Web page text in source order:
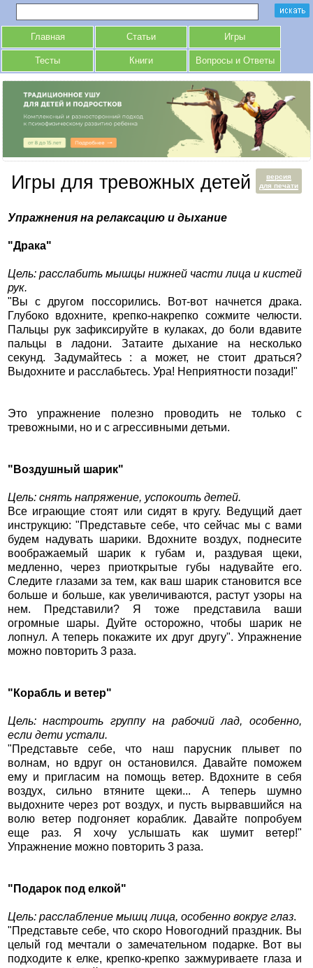
Главная Статьи Игры
Тесты Книги Вопросы и Ответы
версия
для печати
Игры для тревожных детей
Упражнения на релаксацию и дыхание
"Драка"
Цель: расслабить мышцы нижней части лица и кистей
рук.
"Вы с другом поссорились. Вот-вот начнется драка.
Глубоко вдохните, крепко-накрепко сожмите челюсти.
Пальцы рук зафиксируйте в кулаках, до боли вдавите
пальцы в ладони. Затаите дыхание на несколько
секунд. Задумайтесь : а может, не стоит драться?
Выдохните и расслабьтесь. Ура! Неприятности позади!"
Это упражнение полезно проводить не только с
тревожными, но и с агрессивными детьми.
"Воздушный шарик"
Цель: снять напряжение, успокоить детей.
Все играющие стоят или сидят в кругу. Ведущий дает
инструкцию: "Представьте себе, что сейчас мы с вами
будем надувать шарики. Вдохните воздух, поднесите
воображаемый шарик к губам и, раздувая щеки,
медленно, через приоткрытые губы надувайте его.
Следите глазами за тем, как ваш шарик становится все
больше и больше, как увеличиваются, растут узоры на
нем. Представили? Я тоже представила ваши
огромные шары. Дуйте осторожно, чтобы шарик не
лопнул. А теперь покажите их друг другу". Упражнение
можно повторить 3 раза.
"Корабль и ветер"
Цель: настроить группу на рабочий лад, особенно,
если дети устали.
"Представьте себе, что наш парусник плывет по
волнам, но вдруг он остановился. Давайте поможем
ему и пригласим на помощь ветер. Вдохните в себя
воздух, сильно втяните щеки... А теперь шумно
выдохните через рот воздух, и пусть вырвавшийся на
волю ветер подгоняет кораблик. Давайте попробуем
еще раз. Я хочу услышать как шумит ветер!"
Упражнение можно повторить 3 раза.
"Подарок под елкой"
Цель: расслабление мышц лица, особенно вокруг глаз.
"Представьте себе, что скоро Новогодний праздник. Вы
целый год мечтали о замечательном подарке. Вот вы
подходите к елке, крепко-крепко зажмуриваете глаза и